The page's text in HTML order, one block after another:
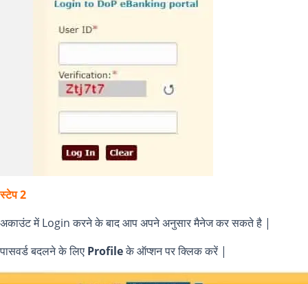
स्टेप 2
अकाउंट में Login करने के बाद आप अपने अनुसार मैनेज कर सकते है |
पासवर्ड बदलने के लिए Profileके ऑप्शन पर क्लिक करें |